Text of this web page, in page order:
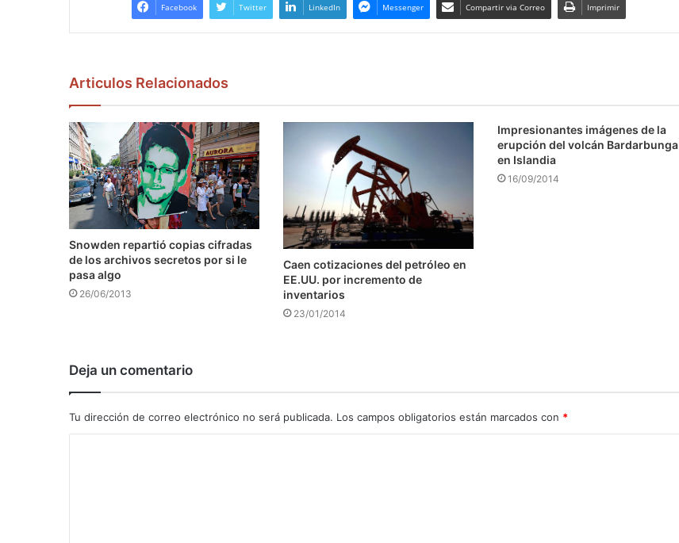
Facebook Twitter LinkedIn Messenger Compartir via Correo Imprimir
Articulos Relacionados
Snowden repartió copias cifradas
de los archivos secretos por si le
pasa algo
26/06/2013
Caen cotizaciones del petróleo en
EE.UU. por incremento de
inventarios
23/01/2014
Impresionantes imágenes de la
erupción del volcán Bardarbunga
en Islandia
16/09/2014
Deja un comentario
Tu dirección de correo electrónico no será publicada. Los campos obligatorios están marcados con *